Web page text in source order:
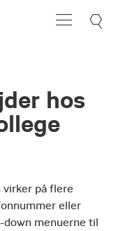
hos
virker på flere
eller
menuerne til